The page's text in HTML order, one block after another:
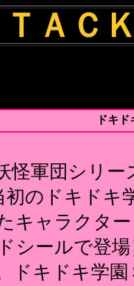
ＴＡＣ
ドキ
怪軍団シリ
初のドキド
キャラクタ
シールで登
ドキドキ学